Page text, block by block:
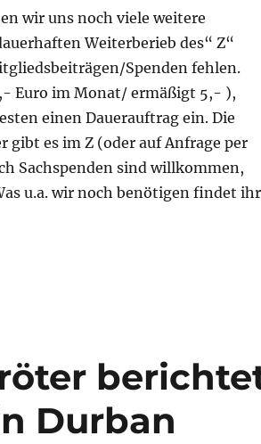
wir uns noch viele weitere
Weiterberieb des“ Z“
Spenden fehlen.
Euro im Monat/ ermäßigt 5,- ),
einen Dauerauftrag ein. Die
es im Z (oder auf Anfrage per
Sachspenden sind willkommen,
u.a. wir noch benötigen findet ihr
Durban